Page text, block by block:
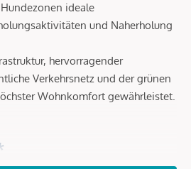
ideale
und Naherholung
hervorragender
Verkehrsnetz und der grünen
Wohnkomfort gewährleistet.